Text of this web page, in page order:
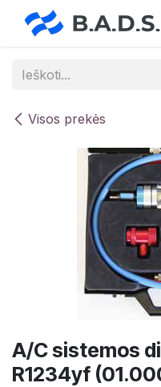
Skip to Content
Visos prekės
A/C sistemos
R1234yf